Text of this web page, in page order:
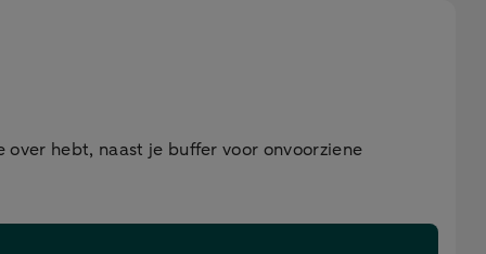
hebt, naast je buffer voor onvoorziene